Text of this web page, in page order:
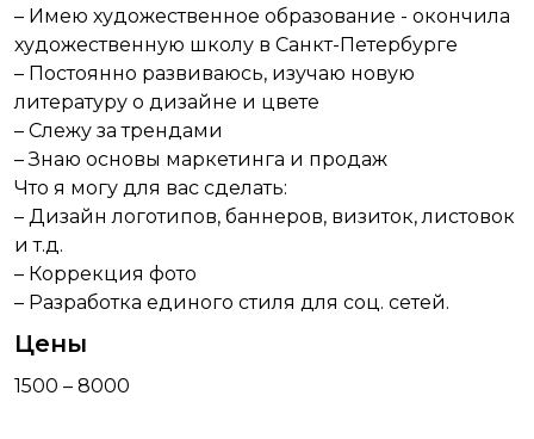
– Имею художественное образование - окончила
художественную школу в Санкт-Петербурге
– Постоянно развиваюсь, изучаю новую
литературу о дизайне и цвете
– Слежу за трендами
– Знаю основы маркетинга и продаж
Что я могу для вас сделать:
– Дизайн логотипов, баннеров, визиток, листовок
и т.д.
– Коррекция фото
– Разработка единого стиля для соц. сетей.
Цены
1500 – 8000